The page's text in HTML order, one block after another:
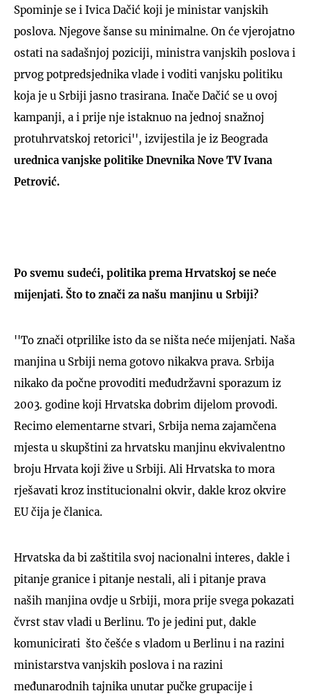
Spominje se i Ivica Dačić koji je ministar vanjskih
poslova. Njegove šanse su minimalne. On će vjerojatno
ostati na sadašnjoj poziciji, ministra vanjskih poslova i
prvog potpredsjednika vlade i voditi vanjsku politiku
koja je u Srbiji jasno trasirana. Inače Dačić se u ovoj
kampanji, a i prije nje istaknuo na jednoj snažnoj
protuhrvatskoj retorici'', izvijestila je iz Beograda
urednica vanjske politike Dnevnika Nove TV Ivana
Petrović.
Po svemu sudeći, politika prema Hrvatskoj se neće
mijenjati. Što to znači za našu manjinu u Srbiji?
''To znači otprilike isto da se ništa neće mijenjati. Naša
manjina u Srbiji nema gotovo nikakva prava. Srbija
nikako da počne provoditi međudržavni sporazum iz
2003. godine koji Hrvatska dobrim dijelom provodi.
Recimo elementarne stvari, Srbija nema zajamčena
mjesta u skupštini za hrvatsku manjinu ekvivalentno
broju Hrvata koji žive u Srbiji. Ali Hrvatska to mora
rješavati kroz institucionalni okvir, dakle kroz okvire
EU čija je članica.
Hrvatska da bi zaštitila svoj nacionalni interes, dakle i
pitanje granice i pitanje nestali, ali i pitanje prava
naših manjina ovdje u Srbiji, mora prije svega pokazati
čvrst stav vladi u Berlinu. To je jedini put, dakle
komunicirati što češće s vladom u Berlinu i na razini
ministarstva vanjskih poslova i na razini
međunarodnih tajnika unutar pučke grupacije i